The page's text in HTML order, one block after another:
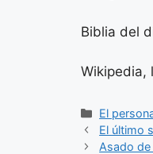
Biblia del
Wikipedia,
El
El último
Asado